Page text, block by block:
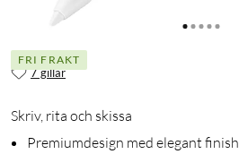
FRI FRAKT
7 gillar
Skriv, rita och skissa
Premiumdesign med elegant finish